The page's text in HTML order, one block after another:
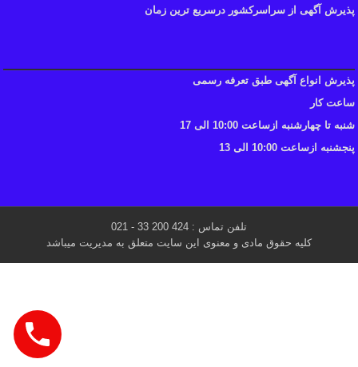
پذیرش آگهی از سراسرکشور درسریع ترین زمان
پذیرش انواع آگهی طبق تعرفه رسمی
ساعت کار
شنبه تا چهارشنبه ازساعت 10:00 الی 17
پنجشنبه ازساعت 10:00 الی 13
تلفن تماس : 424 200 33 - 021
کلیه حقوق مادی و معنوی این سایت متعلق به مدیریت میباشد